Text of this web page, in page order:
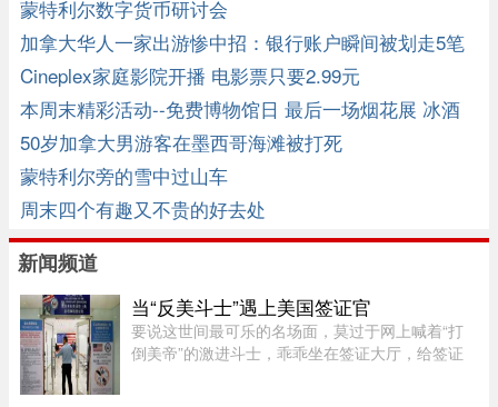
蒙特利尔数字货币研讨会
加拿大华人一家出游惨中招：银行账户瞬间被划走5笔
钱
Cineplex家庭影院开播 电影票只要2.99元
本周末精彩活动--免费博物馆日 最后一场烟花展 冰酒
店
50岁加拿大男游客在墨西哥海滩被打死
蒙特利尔旁的雪中过山车
周末四个有趣又不贵的好去处
新闻频道
当“反美斗士”遇上美国签证官
要说这世间最可乐的名场面，莫过于网上喊着“打
倒美帝”的激进斗士，乖乖坐在签证大厅，给签证